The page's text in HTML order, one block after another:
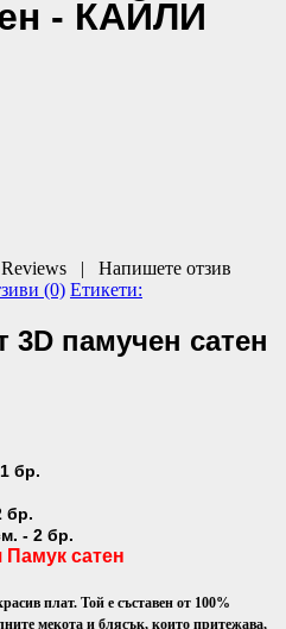
- КАЙЛИ
Reviews | Напишете отзив
(0) Етикети:
3D памучен сатен
бр.
бр.
- 2 бр.
Памук сатен
плат. Той е съставен от 100%
мекота и блясък, които притежава,